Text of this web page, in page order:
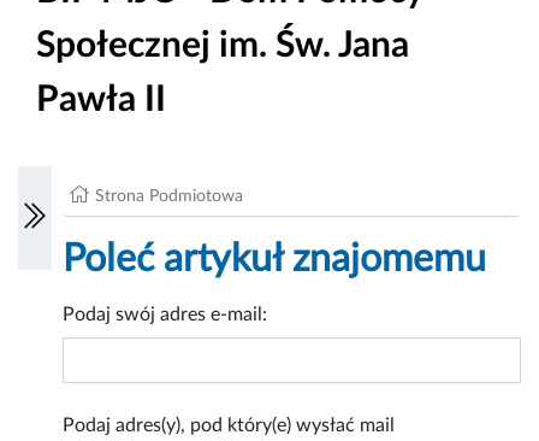
Społecznej im. Św. Jana
Pawła II
Strona Podmiotowa
Poleć artykuł znajomemu
Podaj swój adres e-mail:
Podaj adres(y), pod który(e) wysłać mail